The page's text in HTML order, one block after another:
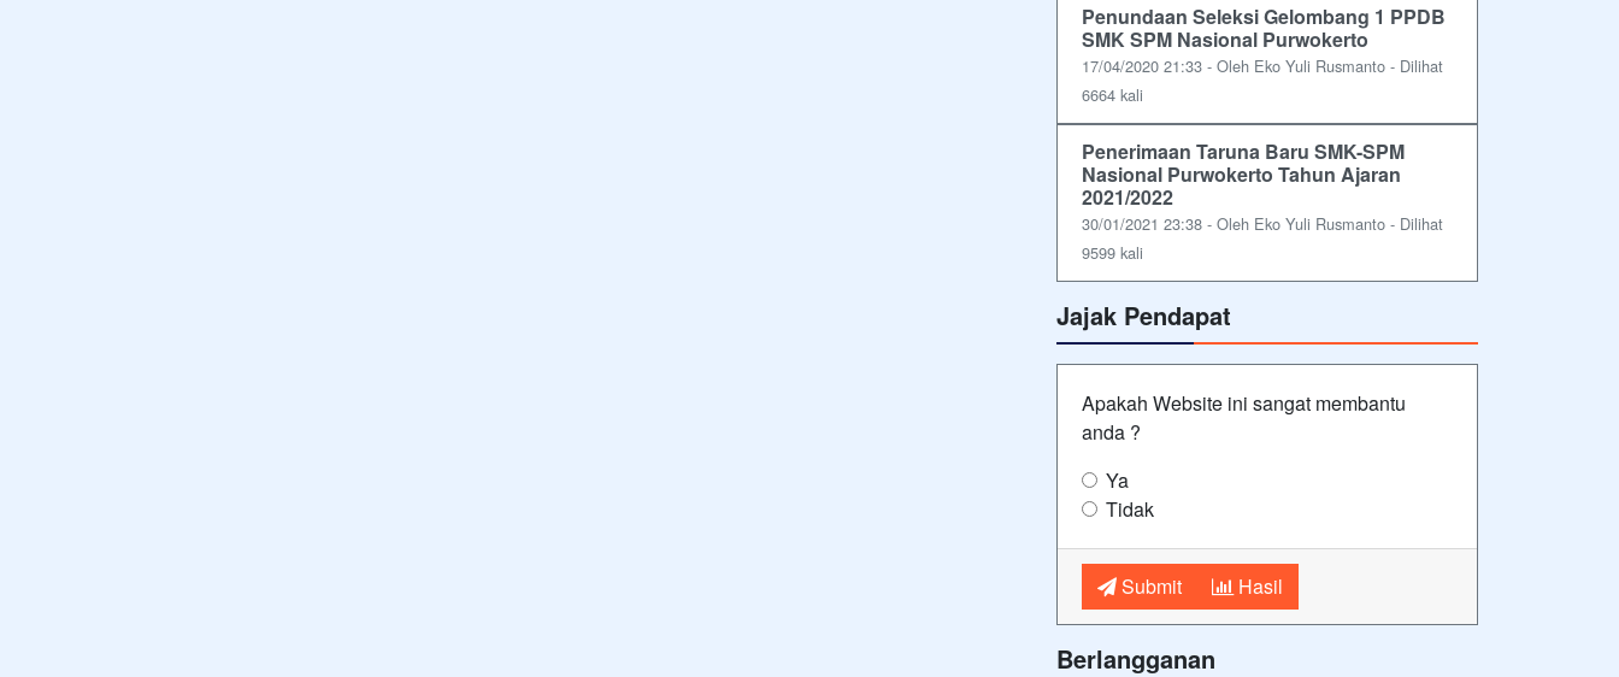
Penundaan Seleksi Gelombang 1 PPDB
SMK SPM Nasional Purwokerto
17/04/2020 21:33 - Oleh Eko Yuli Rusmanto - Dilihat
6664 kali
Penerimaan Taruna Baru SMK-SPM
Nasional Purwokerto Tahun Ajaran
2021/2022
30/01/2021 23:38 - Oleh Eko Yuli Rusmanto - Dilihat
9599 kali
Jajak Pendapat
Apakah Website ini sangat membantu
anda ?
Ya
Tidak
Submit Hasil
Berlangganan